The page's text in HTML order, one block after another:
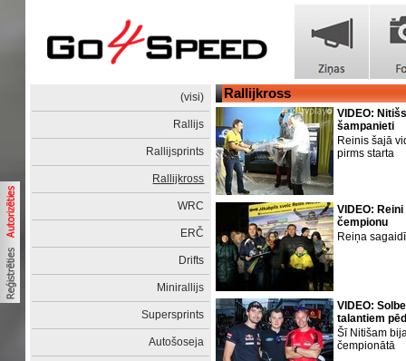
(visi)
Rallijs
Rallijsprints
Rallijkross
WRC
ERČ
Drifts
Minirallijs
Supersprints
Autošoseja
Rallijkross
VIDEO:
šampanieti
Reinis šajā
pirms starta
VIDEO:
čempionu
Reiņa
VIDEO:
talantiem
Šī Nitišam
čempionātā